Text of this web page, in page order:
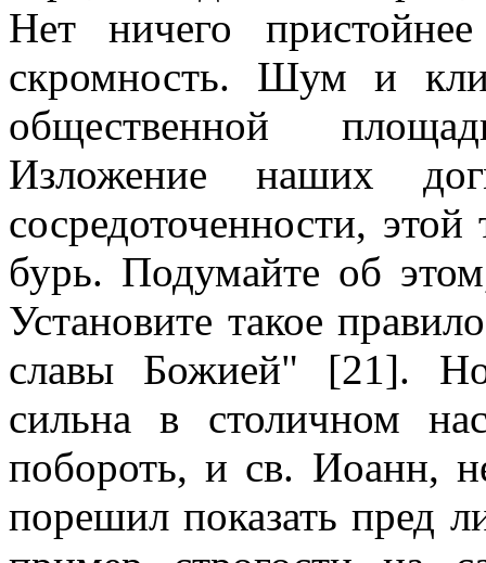
Нет ничего
скромность. Шум и
общественной
Изложение наших
сосредоточенности,
бурь. Подумайте об
Установите такое
славы Божией" [21].
сильна в столичном
побороть, и св. Иоанн,
порешил показать пред